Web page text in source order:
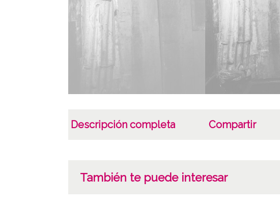
Descripción completa Compartir
También te puede interesar